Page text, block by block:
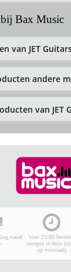
Bax Music
van JET
andere
van JET
vanaf
Voor 23:00
morgen in huis
op voorraad)